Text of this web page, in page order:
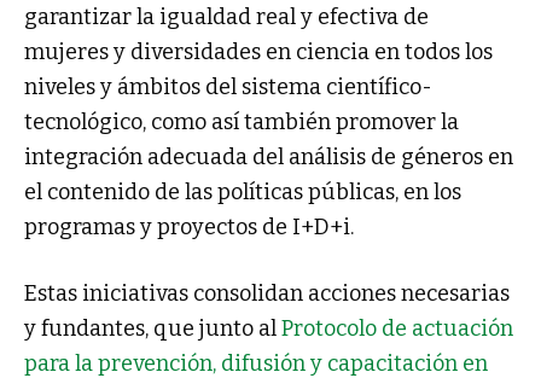
garantizar la igualdad real y efectiva de
mujeres y diversidades en ciencia en todos los
niveles y ámbitos del sistema científico-
tecnológico, como así también promover la
integración adecuada del análisis de géneros en
el contenido de las políticas públicas, en los
programas y proyectos de I+D+i.
Estas iniciativas consolidan acciones necesarias
y fundantes, que junto alProtocolo de actuación
para la prevención, difusión y capacitación en